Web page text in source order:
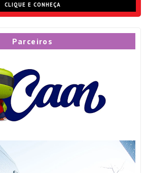
CLIQUE E CONHEÇA
Parceiros